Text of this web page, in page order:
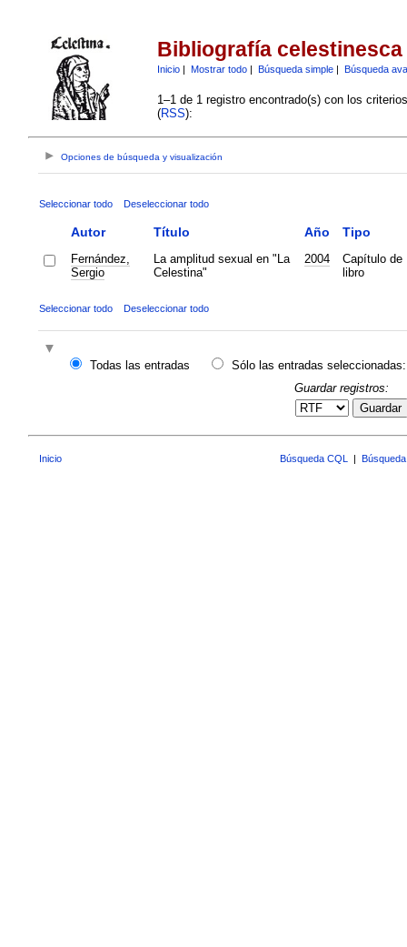
Bibliografía celestinesca
Inicio| Mostrar todo| Búsqueda simple| Búsqueda
1–1 de 1 registro encontrado(s) con los
(RSS):
Opciones de búsqueda y visualización
Seleccionar todo Deseleccionar todo
Autor Título Año Tipo
Fernández,
Sergio
La amplitud sexual en "La
Celestina"
2004
Capítulo de
libro
Seleccionar todo Deseleccionar todo
Todas las entradas
Sólo las entradas seleccionadas:
Guardar registros:
Guardar
Inicio Búsqueda CQL